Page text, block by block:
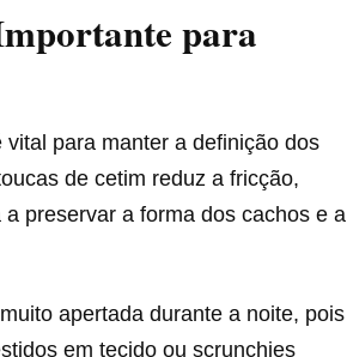
para
para manter a definição dos
de cetim reduz a fricção,
preservar a forma dos cachos e a
apertada durante a noite, pois
em tecido ou scrunchies